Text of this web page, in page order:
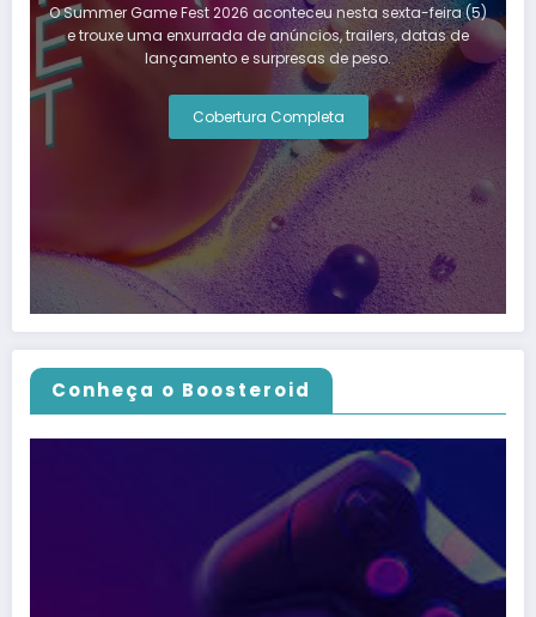
O Summer Game Fest 2026 aconteceu nesta sexta-feira (5)
e trouxe uma enxurrada de anúncios, trailers, datas de
lançamento e surpresas de peso.
Cobertura Completa
Conheça o Boosteroid